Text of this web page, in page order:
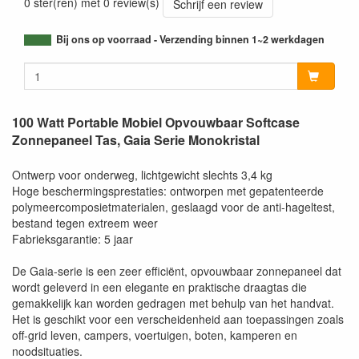
Schrijf een review
Bij ons op voorraad - Verzending binnen 1~2 werkdagen
100 Watt Portable Mobiel Opvouwbaar Softcase
Zonnepaneel Tas, Gaia Serie Monokristal
Ontwerp voor onderweg, lichtgewicht slechts 3,4 kg
Hoge beschermingsprestaties: ontworpen met gepatenteerde
polymeercomposietmaterialen, geslaagd voor de anti-hageltest,
bestand tegen extreem weer
Fabrieksgarantie: 5 jaar
De Gaia-serie is een zeer efficiënt, opvouwbaar zonnepaneel dat
wordt geleverd in een elegante en praktische draagtas die
gemakkelijk kan worden gedragen met behulp van het handvat.
Het is geschikt voor een verscheidenheid aan toepassingen zoals
off-grid leven, campers, voertuigen, boten, kamperen en
noodsituaties.